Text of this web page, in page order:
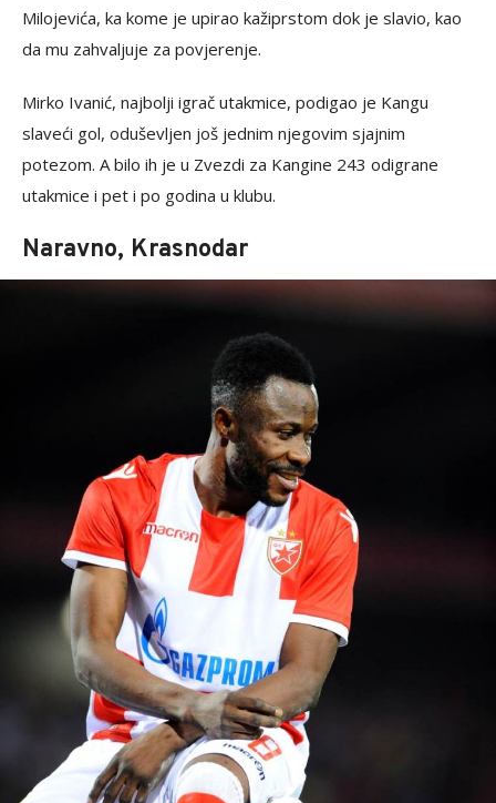
Milojevića, ka kome je upirao kažiprstom dok je slavio, kao
da mu zahvaljuje za povjerenje.
Mirko Ivanić, najbolji igrač utakmice, podigao je Kangu
slaveći gol, oduševljen još jednim njegovim sjajnim
potezom. A bilo ih je u Zvezdi za Kangine 243 odigrane
utakmice i pet i po godina u klubu.
Naravno, Krasnodar